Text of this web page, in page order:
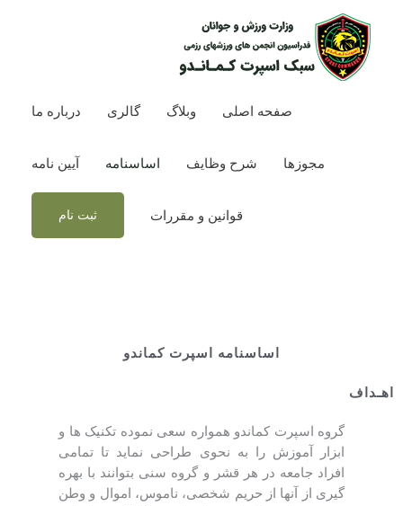
صفحه اصلی وبلاگ گالری درباره ما
مجوزها شرح وظایف اساسنامه آیین نامه
قوانین و مقررات ثبت نام
اساسنامه اسپرت کماندو
اهـداف
گروه اسپرت کماندو همواره سعی نموده تکنیک ها و
ابزار آموزش را به نحوی طراحی نماید تا تمامی
افراد جامعه در هر قشر و گروه سنی بتوانند با بهره
گیری از آنها از حریم شخصی، ناموس، اموال و وطن